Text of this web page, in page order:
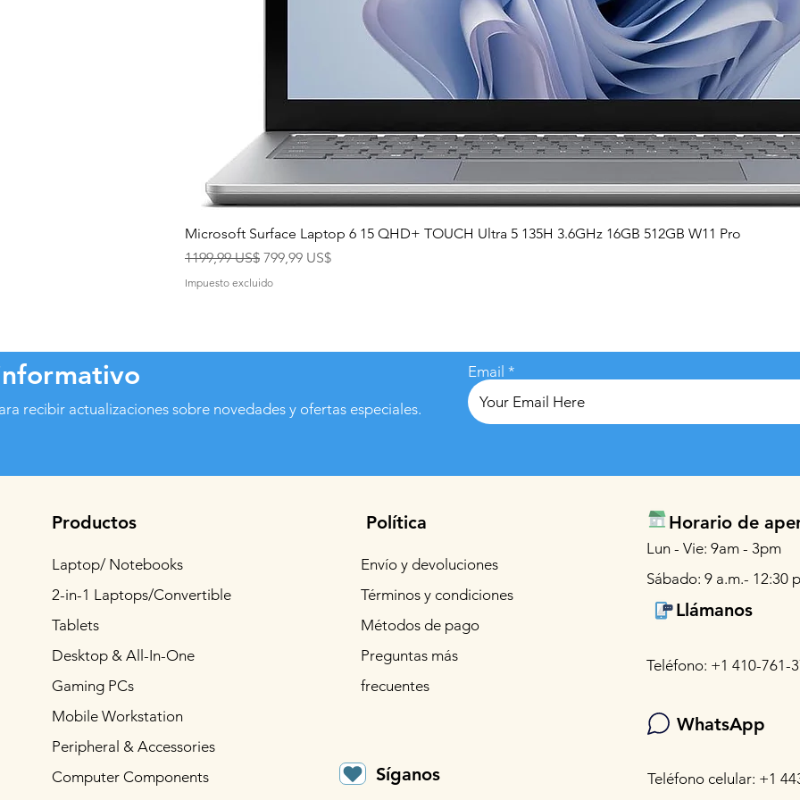
Vista rápida
Microsoft Surface Laptop 6 15 QHD+ TOUCH Ultra 5 135H 3.6GHz 16GB 512GB W11 Pro
Precio
1199,99 US$ Precio de oferta
799,99 US$
Impuesto excluido
recibir actualizaciones sobre novedades y ofertas especiales.
Email
Productos
Laptop/ Notebooks
2-in-1 Laptops/Convertible
Tablets
Desktop & All-In-One
Gaming PCs
Mobile Workstation
Peripheral & Accessories
Computer Components
Política
Envío y devoluciones
Términos y condiciones
Métodos de pago
Preguntas más
frecuentes
Síganos
Horario de
Lun - Vie: 9am - 3pm
Sábado: 9 a.m.- 12:30
Llámanos
Teléfono: +1 410-761-
WhatsApp
Teléfono celular: +1